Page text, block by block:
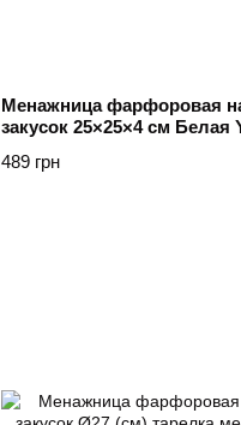
Менажница фарфоровая
закусок 25×25×4 см Белая
489 грн